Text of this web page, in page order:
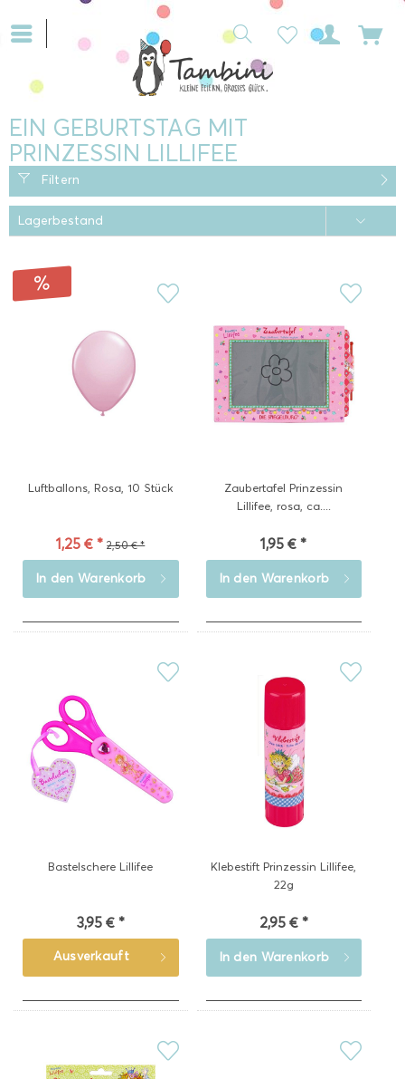
EIN GEBURTSTAG MIT
PRINZESSIN LILLIFEE
Filtern
Luftballons, Rosa, 10 Stück
1,25 € * 2,50 € *
In den Warenkorb
Zaubertafel Prinzessin
Lillifee, rosa, ca....
1,95 € *
In den Warenkorb
Bastelschere Lillifee
3,95 € *
Ausverkauft
Klebestift Prinzessin Lillifee,
22g
2,95 € *
In den Warenkorb